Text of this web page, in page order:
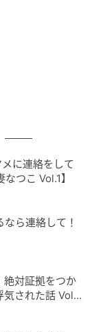
てくる。
る』では、
之下茜を主
能をひけら
中で、一本
場で記憶に残
れる。その
。
に連絡をして
つこ Vol.1】
ら連絡して！
絶対証拠をつか
気された話 Vol.